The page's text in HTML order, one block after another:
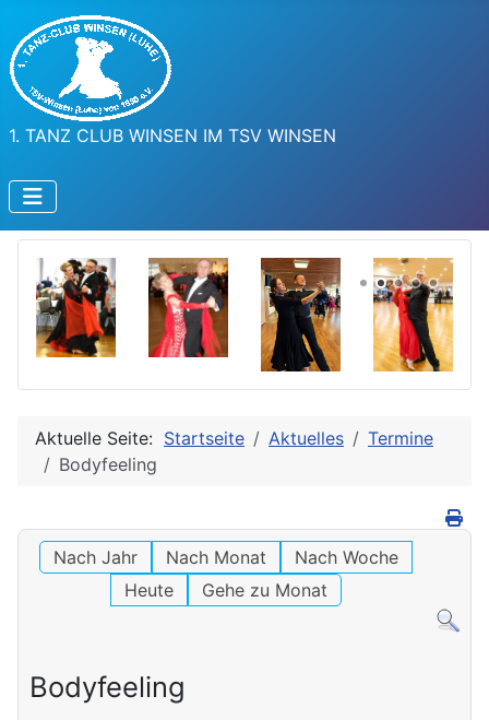
1. TANZ CLUB WINSEN IM TSV WINSEN
Aktuelle Seite: Startseite Aktuelles
Termine
Bodyfeeling
Nach Jahr Nach Monat
Nach Woche
Heute
Gehe zu Monat
Bodyfeeling